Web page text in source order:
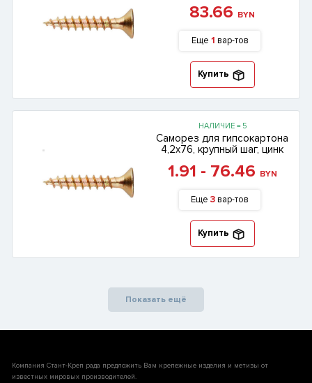
83.66 BYN
Еще 1 вар-тов
Купить
НАЛИЧИЕ = 5
Саморез для гипсокартона
4,2х76, крупный шаг, цинк
1.91 - 76.46 BYN
Еще 3вар-тов
Купить
Показать ещё
Компания Стант-Креп рада предложить Вам крепежные изделия и метизы от
известных мировых производителей.